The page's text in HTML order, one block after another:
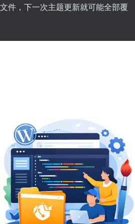
件，下一次主题更新就可能全部覆